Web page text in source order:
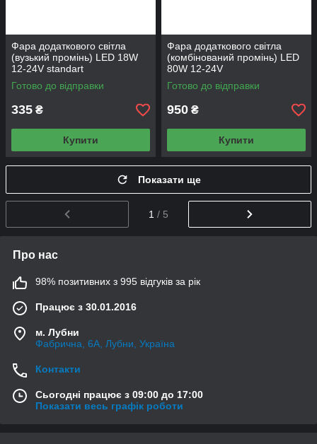
Фара додаткового світла
(вузький промінь) LED 18W
12-24V standart
Готово до відправки
335 ₴
Купити
Фара додаткового світла
(комбінований промінь) LED
80W 12-24V
Готово до відправки
950 ₴
Купити
Показати ще
1 / 5
Про нас
98% позитивних з 995 відгуків за рік
Працює з 30.01.2016
м. Лубни
Фабрична, 6А, Лубни, Україна
Контакти
Сьогодні працює з 09:00 до 17:00
Показати весь графік роботи